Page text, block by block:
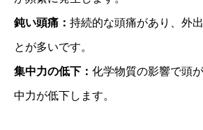
鈍い頭痛： 持続的な頭痛があり、外
とが多いです。
集中力の低下： 化学物質の影響で頭
中力が低下します。